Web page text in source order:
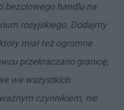
bezcłowego handlu na
rosyjskiego. Dodajmy
miał też ogromne
przekraczano granicę,
we wszystkich
czynnikiem, nie